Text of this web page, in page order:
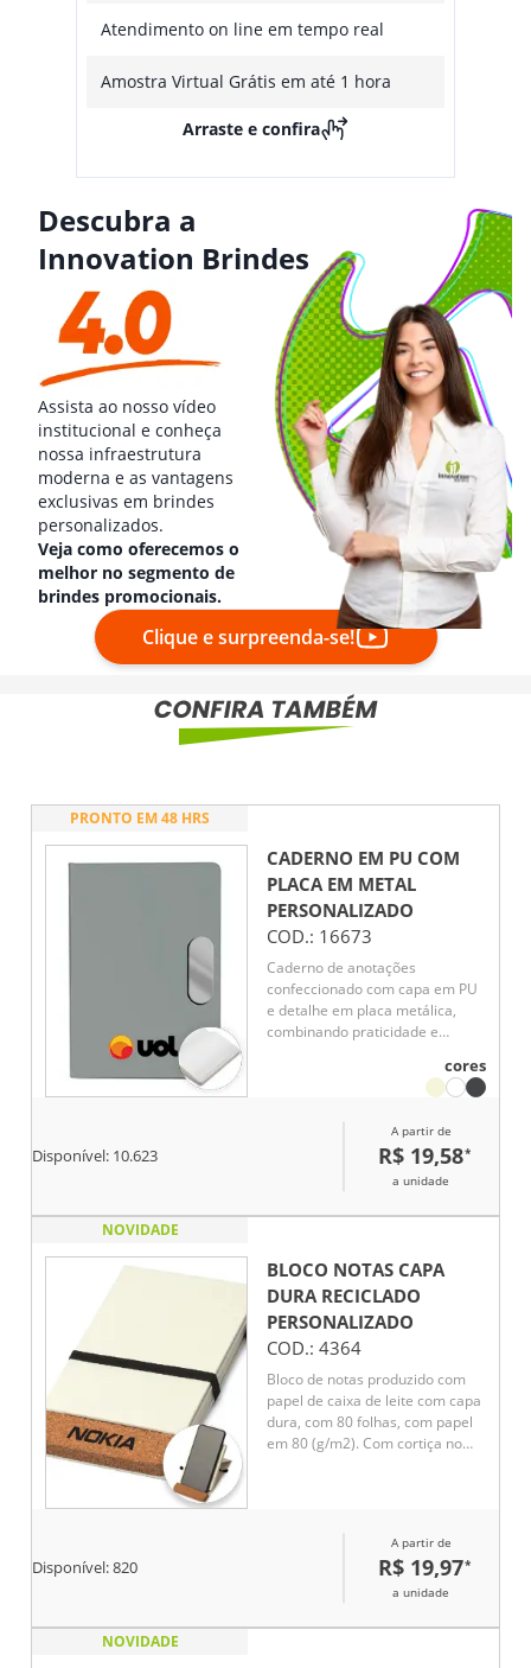
Atendimento on line em tempo real
Amostra Virtual Grátis em até 1 hora
Arraste e confira
Descubra a
Innovation Brindes
Assista ao nosso vídeo
institucional e conheça
nossa infraestrutura
moderna e as vantagens
exclusivas em brindes
personalizados.
Veja como oferecemos o
melhor no segmento de
brindes promocionais.
Clique e surpreenda-se!
PRONTO EM 48 HRS
CADERNO EM PU COM
PLACA EM METAL
PERSONALIZADO
COD.: 16673
Caderno de anotações
confeccionado com capa em PU
e detalhe em placa metálica,
combinando praticidade e
80 folhas pautadas em papel 70
g/m², ideais para registros,
dia. Uma excelente opção de
brinde corporativo para
fortalecer a visibilidade da
cores
Disponível: 10.623
A partir de
R$ 19,58*
a unidade
NOVIDADE
BLOCO NOTAS CAPA
DURA RECICLADO
PERSONALIZADO
COD.: 4364
Bloco de notas produzido com
papel de caixa de leite com capa
dura, com 80 folhas, com papel
em 80 (g/m2). Com cortiça no
Disponível:820
A partir de
R$ 19,97*
a unidade
NOVIDADE